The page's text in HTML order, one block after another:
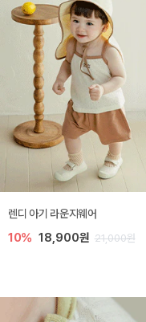
렌디 아기 라운지웨어
10% 18,900원 21,000원